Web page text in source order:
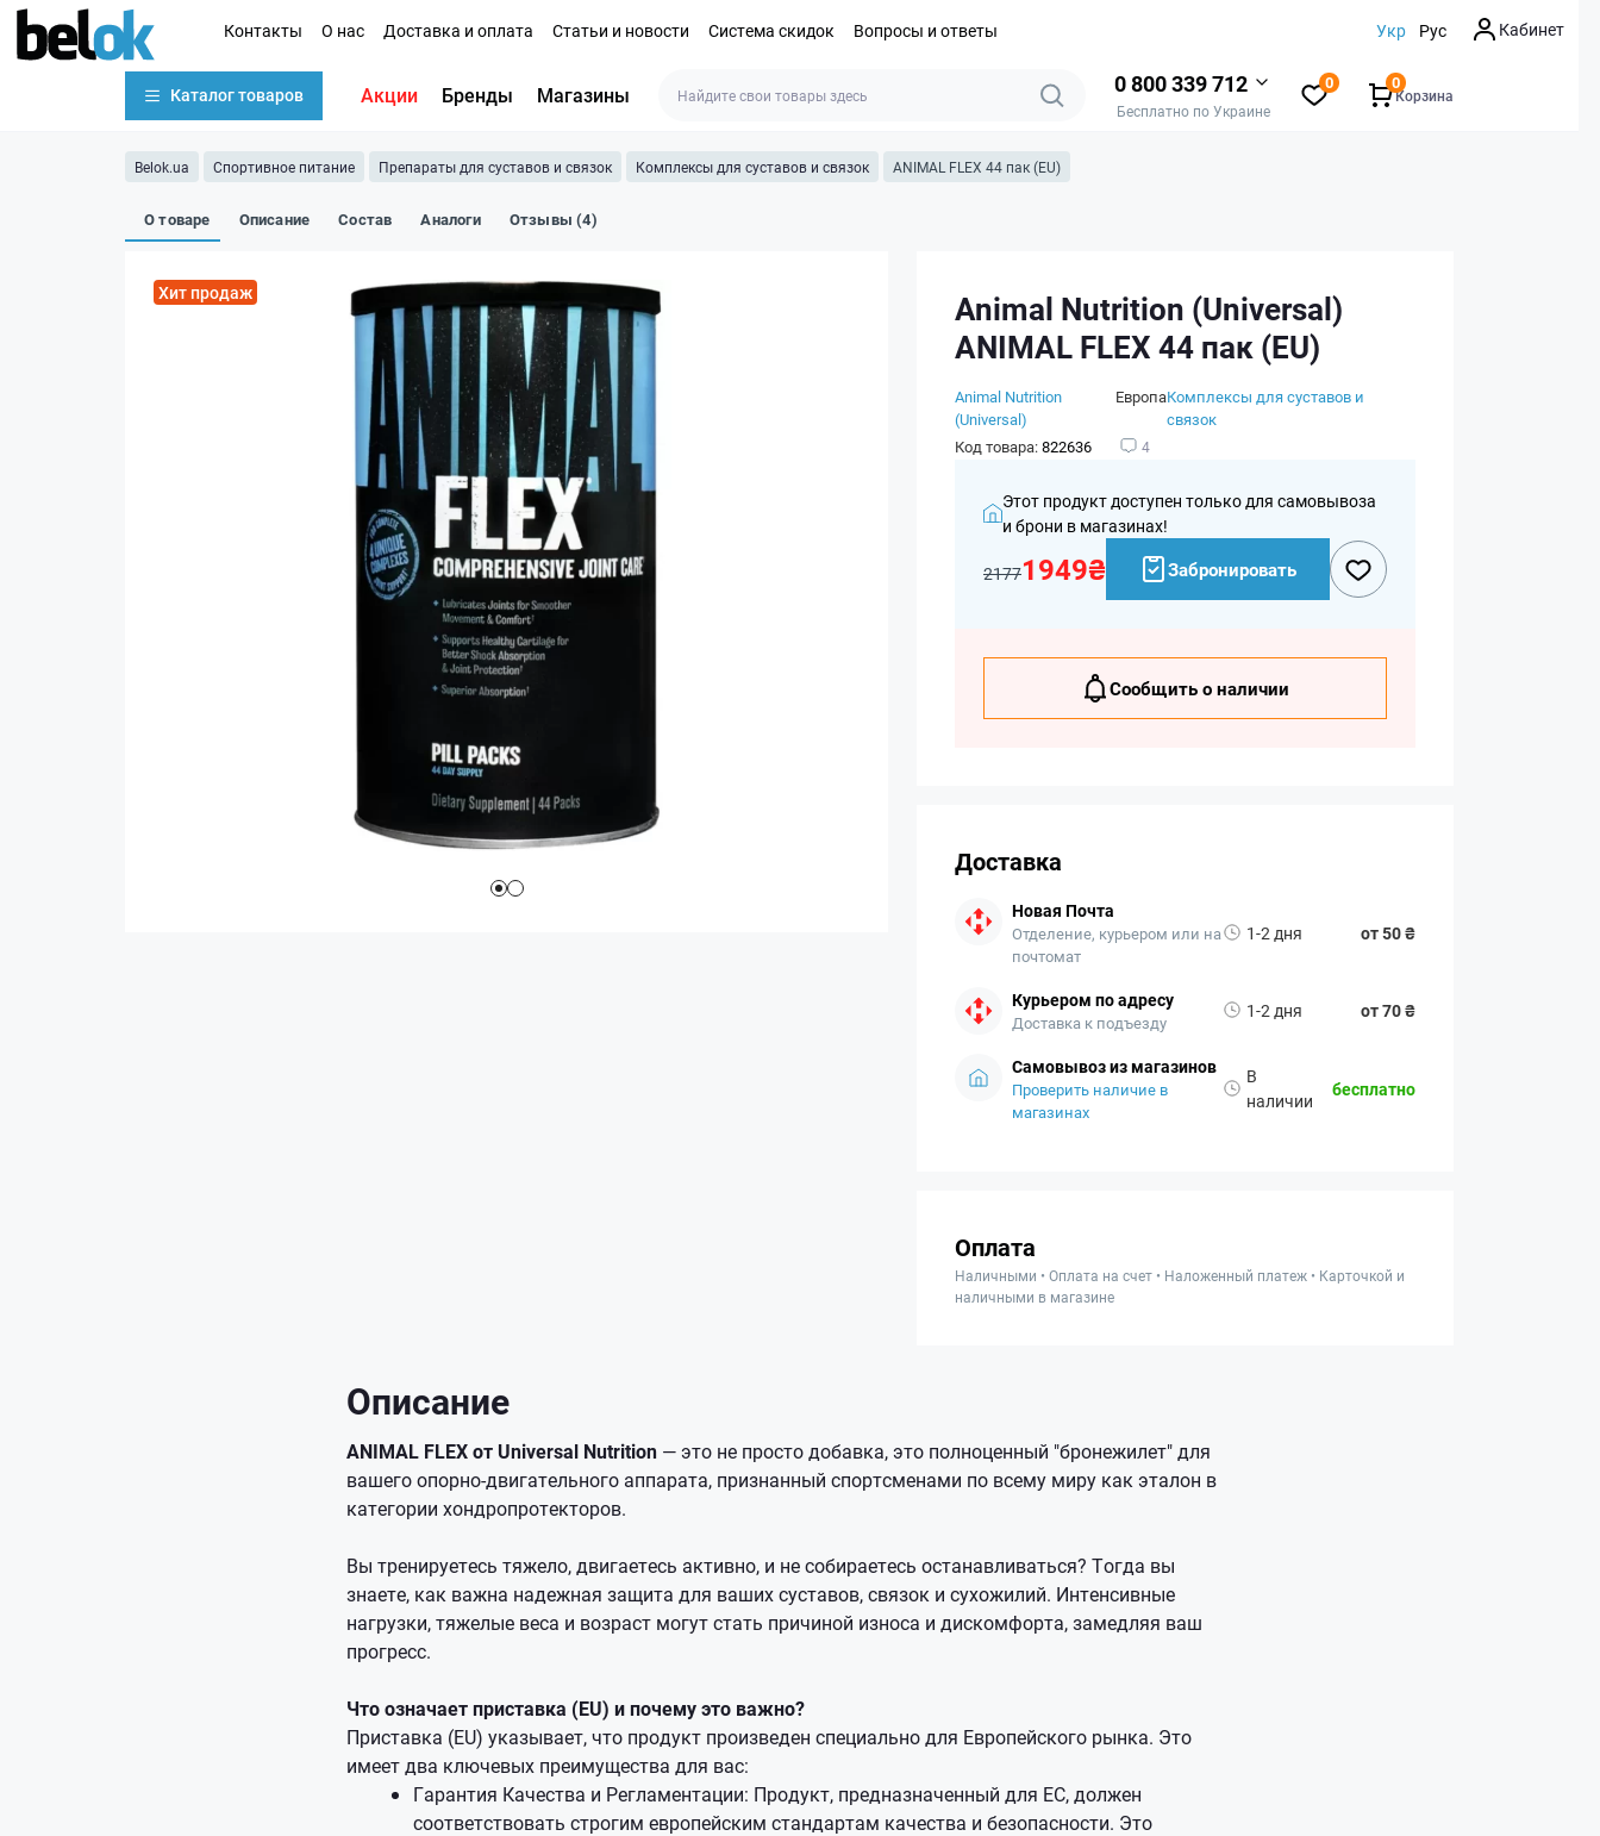
Контакты О нас Доставка и оплата Статьи и новости Система скидок Вопросы и ответы Укр Рус Кабинет
Каталог товаров Акции Бренды Магазины 0 800 339 712
Бесплатно по Украине
0
Корзина
0
Belok.ua Спортивное питание Препараты для суставов и связок Комплексы для суставов и связок ANIMAL FLEX 44 пак (EU)
О товаре Описание Состав Аналоги Отзывы (4)
Хит продаж
Animal Nutrition (Universal)
ANIMAL FLEX 44 пак (EU)
Animal Nutrition
(Universal)
ЕвропаКомплексы для суставов и
связок
Код товара:822636 4
Этот продукт доступен только для самовывоза
и брони в магазинах!
21771949₴ Забронировать
Сообщить о наличии
Доставка
Новая Почта
Отделение, курьером или на
почтомат
1-2 дня от 50 ₴
Курьером по адресу
Доставка к подъезду
1-2 дня от 70 ₴
Самовывоз из магазинов
Проверить наличие в
магазинах
В
наличии
бесплатно
Оплата
Наличными • Оплата на счет • Наложенный платеж • Карточкой и
наличными в магазине
Описание
ANIMAL FLEX от Universal Nutrition — это не просто добавка, это полноценный "бронежилет" для
вашего опорно-двигательного аппарата, признанный спортсменами по всему миру как эталон в
категории хондропротекторов.
Вы тренируетесь тяжело, двигаетесь активно, и не собираетесь останавливаться? Тогда вы
знаете, как важна надежная защита для ваших суставов, связок и сухожилий. Интенсивные
нагрузки, тяжелые веса и возраст могут стать причиной износа и дискомфорта, замедляя ваш
прогресс.
Что означает приставка (EU) и почему это важно?
Приставка (EU) указывает, что продукт произведен специально для Европейского рынка. Это
имеет два ключевых преимущества для вас:
Гарантия Качества и Регламентации: Продукт, предназначенный для ЕС, должен
соответствовать строгим европейским стандартам качества и безопасности. Это